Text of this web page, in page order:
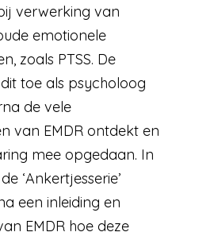
verwerking van
emotionele
zoals PTSS. De
toe als psycholoog
de vele
van EMDR ontdekt en
mee opgedaan. In
‘Ankertjesserie’
een inleiding en
EMDR hoe deze